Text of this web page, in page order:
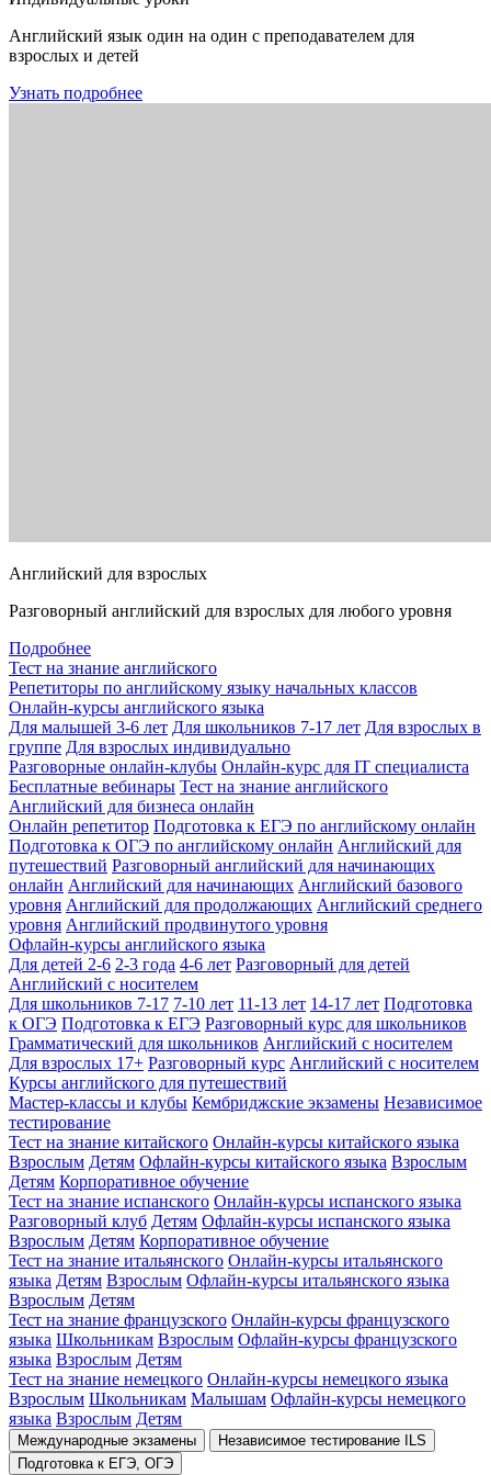
Английский язык один на один с преподавателем для
взрослых и детей
Узнать подробнее
Английский для взрослых
Разговорный английский для взрослых для любого уровня
Подробнее
Тест на знание английского
Репетиторы по английскому языку начальных классов
Онлайн-курсы английского языка
Для малышей 3-6 лет Для школьников 7-17 лет Для взрослых в
группе Для взрослых индивидуально
Разговорные онлайн-клубы Онлайн-курс для IT специалиста
Бесплатные вебинары Тест на знание английского
Английский для бизнеса онлайн
Онлайн репетитор Подготовка к ЕГЭ по английскому онлайн
Подготовка к ОГЭ по английскому онлайн Английский для
путешествий Разговорный английский для начинающих
онлайн Английский для начинающих Английский базового
уровня Английский для продолжающих Английский среднего
уровня Английский продвинутого уровня
Офлайн-курсы английского языка
Для детей 2-6 2-3 года 4-6 лет Разговорный для детей
Английский с носителем
Для школьников 7-17 7-10 лет 11-13 лет 14-17 лет Подготовка
к ОГЭ Подготовка к ЕГЭ Разговорный курс для школьников
Грамматический для школьников Английский с носителем
Для взрослых 17+ Разговорный курс Английский с носителем
Курсы английского для путешествий
Мастер-классы и клубы Кембриджские экзамены Независимое
тестирование
Тест на знание китайского Онлайн-курсы китайского языка
Взрослым Детям Офлайн-курсы китайского языка Взрослым
Детям Корпоративное обучение
Тест на знание испанского Онлайн-курсы испанского языка
Разговорный клуб Детям Офлайн-курсы испанского языка
Взрослым Детям Корпоративное обучение
Тест на знание итальянского Онлайн-курсы итальянского
языка Детям Взрослым Офлайн-курсы итальянского языка
Взрослым Детям
Тест на знание французского Онлайн-курсы французского
языка Школьникам Взрослым Офлайн-курсы французского
языка Взрослым Детям
Тест на знание немецкого Онлайн-курсы немецкого языка
Взрослым Школьникам Малышам Офлайн-курсы немецкого
языка Взрослым Детям
Международные экзамены
Независимое тестирование ILS
Подготовка к ЕГЭ, ОГЭ